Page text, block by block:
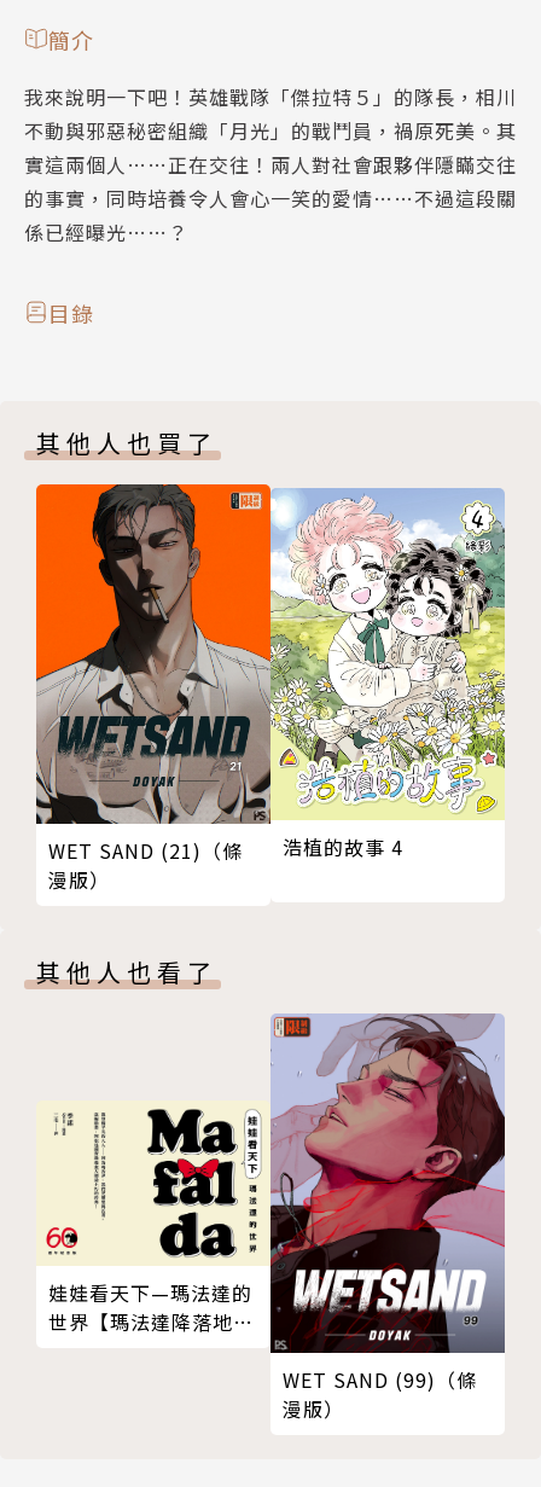
簡介
我來說明一下吧！英雄戰隊「傑拉特５」的隊長，相川
不動與邪惡秘密組織「月光」的戰鬥員，禍原死美。其
實這兩個人……正在交往！兩人對社會跟夥伴隱瞞交往
的事實，同時培養令人會心一笑的愛情……不過這段關
係已經曝光……？
目錄
其他人也買了
WET SAND (21)（條
漫版）
浩植的故事 4
其他人也看了
娃娃看天下—瑪法達的
世界【瑪法達降落地球
WET SAND (99)（條
漫版）